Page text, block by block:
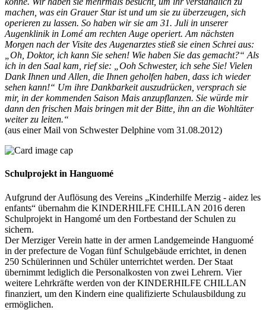
machen, was ein Grauer Star ist und um sie zu überzeugen, sich
operieren zu lassen. So haben wir sie am 31. Juli in unserer
Augenklinik in Lomé am rechten Auge operiert. Am nächsten
Morgen nach der Visite des Augenarztes stieß sie einen Schrei aus:
„Oh, Doktor, ich kann Sie sehen! Wie haben Sie das gemacht?“ Als
ich in den Saal kam, rief sie: „Ooh Schwester, ich sehe Sie! Vielen
Dank Ihnen und Allen, die Ihnen geholfen haben, dass ich wieder
sehen kann!“ Um ihre Dankbarkeit auszudrücken, versprach sie
mir, in der kommenden Saison Mais anzupflanzen. Sie würde mir
dann den frischen Mais bringen mit der Bitte, ihn an die Wohltäter
weiter zu leiten.“
(aus einer Mail von Schwester Delphine vom 31.08.2012)
Schulprojekt in Hanguomé
Aufgrund der Auflösung des Vereins „Kinderhilfe Merzig - aidez les
enfants“ übernahm die KINDERHILFE CHILLAN 2016 deren
Schulprojekt in Hangomé um den Fortbestand der Schulen zu
sichern.
Der Merziger Verein hatte in der armen Landgemeinde Hanguomé
in der prefecture de Vogan fünf Schulgebäude errichtet, in denen
250 Schülerinnen und Schüler unterrichtet werden. Der Staat
übernimmt lediglich die Personalkosten von zwei Lehrern. Vier
weitere Lehrkräfte werden von der KINDERHILFE CHILLAN
finanziert, um den Kindern eine qualifizierte Schulausbildung zu
ermöglichen.